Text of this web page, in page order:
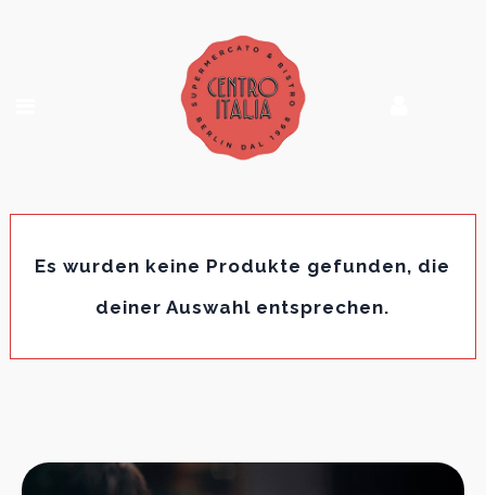
Es wurden keine Produkte gefunden, die
deiner Auswahl entsprechen.